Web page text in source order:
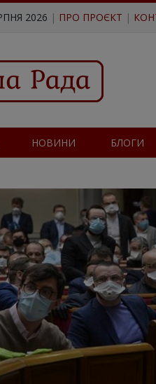
2026 | ПРО ПРОЄКТ |
НОВИНИ БЛОГИ